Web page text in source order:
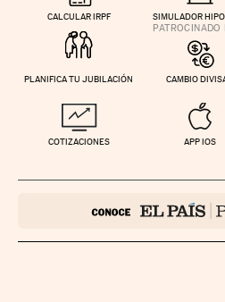
CALCULAR IRPF SIMULADOR
PLANIFICA TU JUBILACIÓN CAMBIO
COTIZACIONES APP IOS